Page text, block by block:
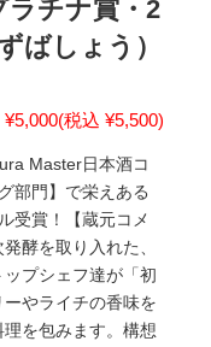
ラチナ賞・2
ばしょう）
¥5,000(税込 ¥5,500)
Master日本酒コ
部門】で栄えある
受賞！【蔵元コメ
酵を取り入れた、
プシェフ達が「初
やライチの香味を
を包みます。構想